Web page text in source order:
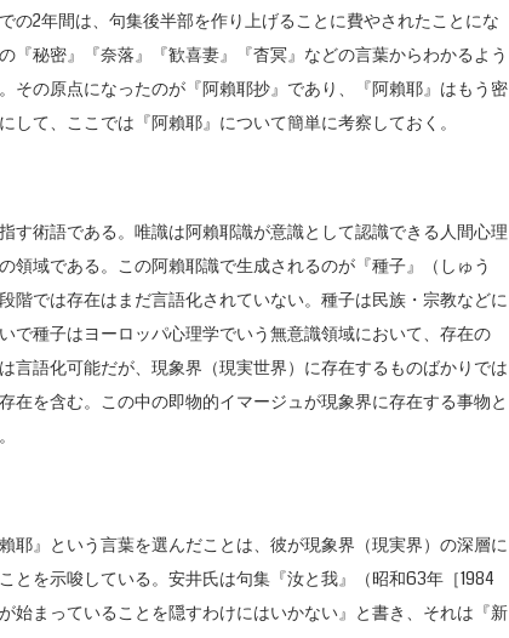
の2年間は、句集後半部を作り上げることに費やされたことにな
『秘密』『奈落』『歓喜妻』『杳冥』などの言葉からわかるよう
その原点になったのが『阿賴耶抄』であり、『阿賴耶』はもう密
て、ここでは『阿賴耶』について簡単に考察しておく。
術語である。唯識は阿賴耶識が意識として認識できる人間心理
域である。この阿賴耶識で生成されるのが『種子』（しゅう
階では存在はまだ言語化されていない。種子は民族・宗教などに
で種子はヨーロッパ心理学でいう無意識領域において、存在の
言語化可能だが、現象界（現実世界）に存在するものばかりでは
在を含む。この中の即物的イマージュが現象界に存在する事物と
』という言葉を選んだことは、彼が現象界（現実界）の深層に
を示唆している。安井氏は句集『汝と我』（昭和63年［1984
始まっていることを隠すわけにはいかない』と書き、それは『新